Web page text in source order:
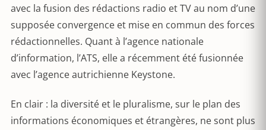
avec la fusion des rédactions radio et TV au nom d’une
supposée convergence et mise en commun des forces
rédactionnelles. Quant à l’agence nationale
d’information, l’ATS, elle a récemment été fusionnée
avec l’agence autrichienne Keystone.
En clair : la diversité et le pluralisme, sur le plan des
informations économiques et étrangères, ne sont plus